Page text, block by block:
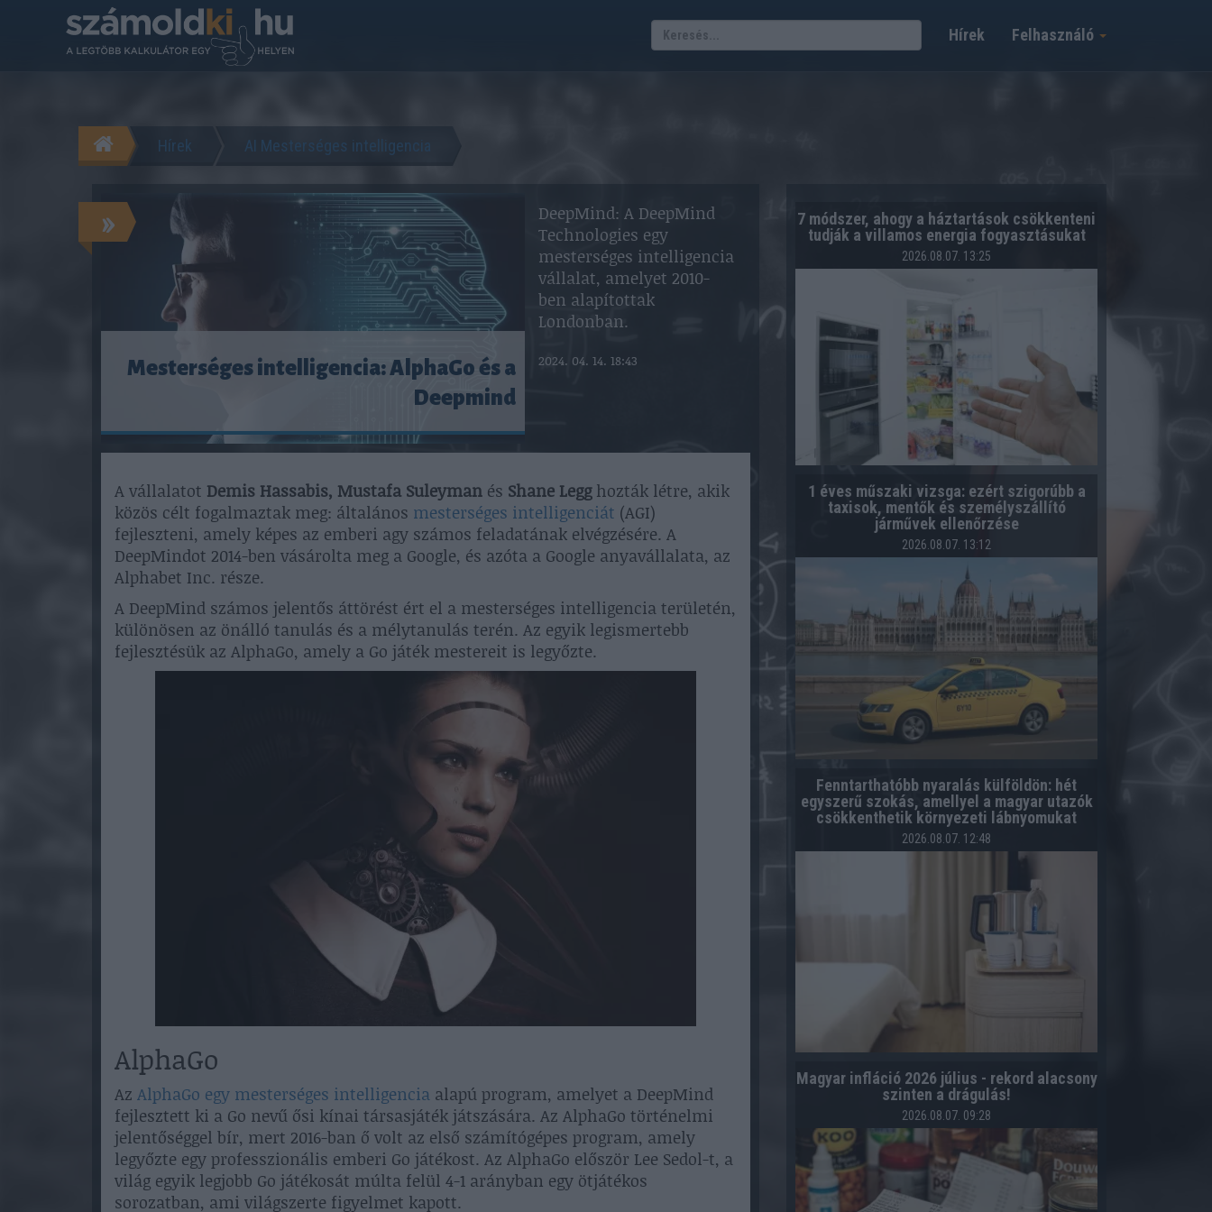
Felhasználó
Hírek
Hírek AI Mesterséges intelligencia
»
Mesterséges intelligencia: AlphaGo és a
Deepmind
DeepMind: A DeepMind
Technologies egy
mesterséges intelligencia
vállalat, amelyet 2010-
ben alapítottak
Londonban.
2024. 04. 14. 18:43
A vállalatot Demis Hassabis, Mustafa Suleyman és Shane Legghozták létre, akik
közös célt fogalmaztak meg: általános mesterséges intelligenciát (AGI)
fejleszteni, amely képes az emberi agy számos feladatának elvégzésére. A
DeepMindot 2014-ben vásárolta meg a Google, és azóta a Google anyavállalata, az
Alphabet Inc. része.
A DeepMind számos jelentős áttörést ért el a mesterséges intelligencia területén,
különösen az önálló tanulás és a mélytanulás terén. Az egyik legismertebb
fejlesztésük az AlphaGo, amely a Go játék mestereit is legyőzte.
AlphaGo
Az AlphaGo egy mesterséges intelligencia alapú program, amelyet a DeepMind
fejlesztett ki a Go nevű ősi kínai társasjáték játszására. Az AlphaGo történelmi
jelentőséggel bír, mert 2016-ban ő volt az első számítógépes program, amely
legyőzte egy professzionális emberi Go játékost. Az AlphaGo először Lee Sedol-t, a
világ egyik legjobb Go játékosát múlta felül 4-1 arányban egy ötjátékos
sorozatban, ami világszerte figyelmet kapott.
7 módszer, ahogy a háztartások csökkenteni
tudják a villamos energia fogyasztásukat
2026.08.07. 13:25
1 éves műszaki vizsga: ezért szigorúbb a
taxisok, mentők és személyszállító
járművek ellenőrzése
2026.08.07. 13:12
Fenntarthatóbb nyaralás külföldön: hét
egyszerű szokás, amellyel a magyar utazók
csökkenthetik környezeti lábnyomukat
2026.08.07. 12:48
Magyar infláció 2026 július - rekord alacsony
szinten a drágulás!
2026.08.07. 09:28